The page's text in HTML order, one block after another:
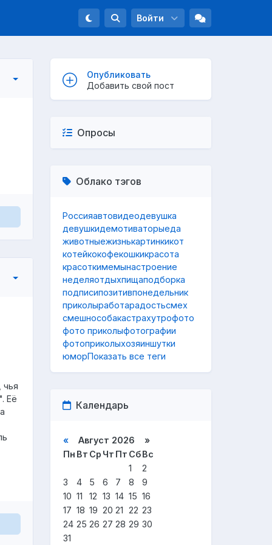
Войти
чья
Её
Опубликовать
Добавить свой пост
Опросы
Облако тэгов
Россияавтовидеодевушка
девушкидемотиваторыеда
животныежизнькартинкикот
котейкокофекошкикрасота
красоткимемынастроение
неделяотдыхпищаподборка
подписипозитивпонедельник
приколыработарадостьсмех
смешнособакастрахутрофото
фото приколыфотографии
фотоприколыхозяиншутки
юморПоказать все теги
Календарь
« Август 2026 »
Пн Вт Ср Чт Пт СбВс
1
2
3
4 5 6 7 8
9
10 11 12 13 14 15 16
17 18 19 20 21 22 23
24 25 26 27 28 29 30
31